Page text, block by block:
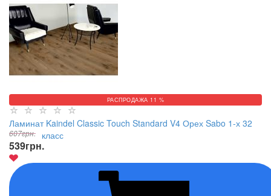
РАСПРОДАЖА 11 %
Ламинат Kaindel Classic Touch Standard V4 Орех Sabo 1-х 32
класс
607грн.
539грн.